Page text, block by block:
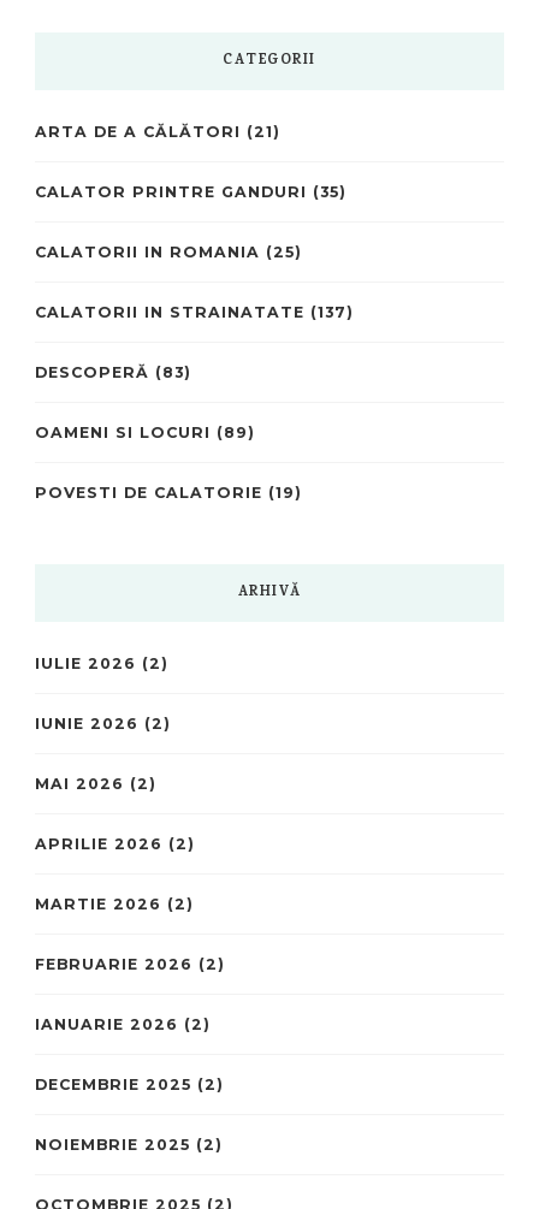
CATEGORII
ARTA DE A CĂLĂTORI (21)
CALATOR PRINTRE GANDURI (35)
CALATORII IN ROMANIA (25)
CALATORII IN STRAINATATE (137)
DESCOPERĂ (83)
OAMENI SI LOCURI (89)
POVESTI DE CALATORIE (19)
ARHIVĂ
IULIE 2026 (2)
IUNIE 2026 (2)
MAI 2026 (2)
APRILIE 2026 (2)
MARTIE 2026 (2)
FEBRUARIE 2026 (2)
IANUARIE 2026 (2)
DECEMBRIE 2025 (2)
NOIEMBRIE 2025 (2)
OCTOMBRIE 2025 (2)